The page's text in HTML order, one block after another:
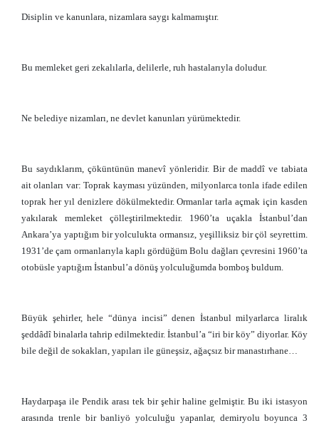
Disiplin ve kanunlara, nizamlara saygı kalmamıştır.
Bu memleket geri zekalılarla, delilerle, ruh hastalarıyla doludur.
Ne belediye nizamları, ne devlet kanunları yürümektedir.
Bu saydıklarım, çöküntünün manevî yönleridir. Bir de maddî ve tabiata
ait olanları var: Toprak kayması yüzünden, milyonlarca tonla ifade edilen
toprak her yıl denizlere dökülmektedir. Ormanlar tarla açmak için kasden
yakılarak memleket çölleştirilmektedir. 1960’ta uçakla İstanbul’dan
Ankara’ya yaptığım bir yolculukta ormansız, yeşilliksiz bir çöl seyrettim.
1931’de çam ormanlarıyla kaplı gördüğüm Bolu dağları çevresini 1960’ta
otobüsle yaptığım İstanbul’a dönüş yolculuğumda bomboş buldum.
Büyük şehirler, hele “dünya incisi” denen İstanbul milyarlarca liralık
şeddâdî binalarla tahrip edilmektedir. İstanbul’a “iri bir köy” diyorlar. Köy
bile değil de sokakları, yapıları ile güneşsiz, ağaçsız bir manastırhane…
Haydarpaşa ile Pendik arası tek bir şehir haline gelmiştir. Bu iki istasyon
arasında trenle bir banliyö yolculuğu yapanlar, demiryolu boyunca 3